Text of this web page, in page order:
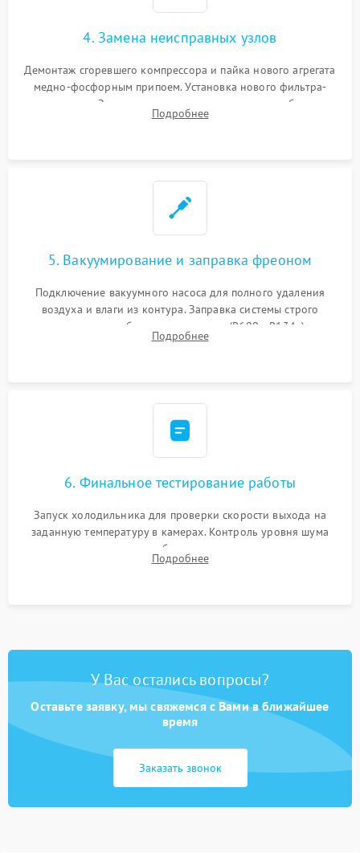
4. Замена неисправных узлов
Демонтаж сгоревшего компрессора и пайка нового агрегата
медно-фосфорным припоем. Установка нового фильтра-
осушителя. Замена изношенных вентиляторов обдува,
сломанных заслонок или поврежденных дверных петель.
Подробнее
5. Вакуумирование и заправка фреоном
Подключение вакуумного насоса для полного удаления
воздуха и влаги из контура. Заправка системы строго
дозированным объемом хладагента (R600a, R134a) по
электронным весам. Контроль рабочего давления в системе.
Подробнее
6. Финальное тестирование работы
Запуск холодильника для проверки скорости выхода на
заданную температуру в камерах. Контроль уровня шума
компрессора, отсутствия обмерзания стенок и корректного
срабатывания системы автоматической оттайки.
Подробнее
У Вас остались вопросы?
Оставьте заявку, мы свяжемся с Вами в ближайшее
время
Заказать звонок